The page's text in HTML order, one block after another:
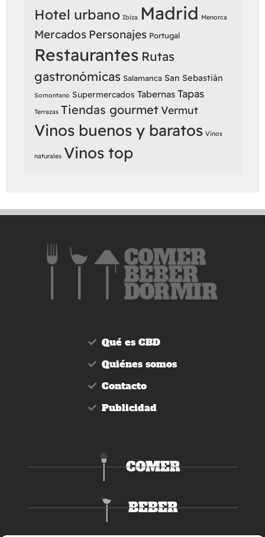
Hotel urbano Ibiza Madrid Menorca
Mercados Personajes Portugal
Restaurantes Rutas
gastronómicas Salamanca San Sebastián
Somontano Supermercados Tabernas Tapas
Terrazas Tiendas gourmetVermut
Vinos buenos y baratos Vinos
naturales Vinos top
Qué es CBD
Quiénes somos
Contacto
Publicidad
COMER
BEBER